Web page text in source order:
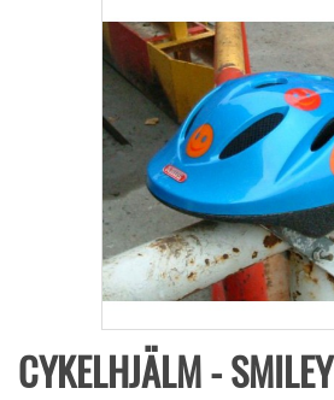
CYKELHJÄLM - SMILEY